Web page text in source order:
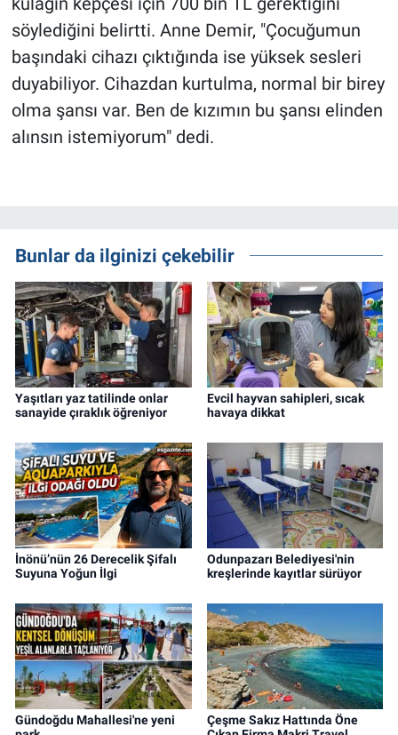
söylediğini belirtti. Anne Demir, "Çocuğumun
başındaki cihazı çıktığında ise yüksek sesleri
duyabiliyor. Cihazdan kurtulma, normal bir birey
olma şansı var. Ben de kızımın bu şansı elinden
alınsın istemiyorum" dedi.
Bunlar da ilginizi çekebilir
Yaşıtları yaz tatilinde onlar
sanayide çıraklık öğreniyor
Evcil hayvan sahipleri, sıcak
havaya dikkat
İnönü’nün 26 Derecelik Şifalı
Suyuna Yoğun İlgi
Odunpazarı Belediyesi'nin
kreşlerinde kayıtlar sürüyor
Gündoğdu Mahallesi'ne yeni
Çeşme Sakız Hattında Öne